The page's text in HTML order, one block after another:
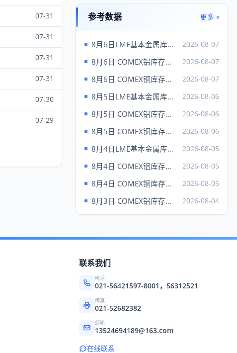
07-31
07-31
07-31
07-31
07-30
07-29
铂金
1734.00
钯
1356.00
1396.00
铑
8250.00 9250.00
伦敦（6日）
出
现货金 4283.37
---
现货银
62.03
现货铂
1757.00
---
现货钯
1387.00 ---
上海黄金 元/克（7日）
品种 Au99.95 Au99.99
成交 932.50
931.00
最低
923.00
918.00
品种
成交
438.68
买价
卖价
参考数据 更多 »
8月6日LME基本金属库存统计 2026-08-07
8月6日 COMEX铝库存统计 2026-08-07
8月6日 COMEX铜库存统计 2026-08-07
8月5日LME基本金属库存统计 2026-08-06
8月5日 COMEX铝库存统计 2026-08-06
8月5日 COMEX铜库存统计 2026-08-06
8月4日LME基本金属库存统计 2026-08-05
8月4日 COMEX铝库存统计 2026-08-05
8月4日 COMEX铜库存统计 2026-08-05
8月3日 COMEX铝库存统计 2026-08-04
联系我们
电话
021-56421597-8001，56312521
传真
021-52682382
邮箱
13524694189@163.com
在线联系